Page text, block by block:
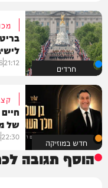
חרדים 21:12
חדש במוזיקה
של
22:30
הוסף תגובה